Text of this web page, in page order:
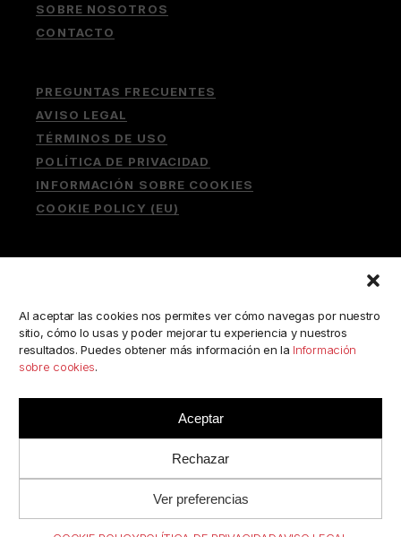
Al aceptar las cookies nos permites ver cómo navegas por nuestro
sitio, cómo lo usas y poder mejorar tu experiencia y nuestros
resultados. Puedes obtener más información en la Información
sobre cookies.
Aceptar
Rechazar
Ver preferencias
SOBRE NOSOTROS
CONTACTO
PREGUNTAS FRECUENTES
AVISO LEGAL
TÉRMINOS DE USO
POLÍTICA DE PRIVACIDAD
INFORMACIÓN SOBRE COOKIES
COOKIE POLICY (EU)
Buscar:
//CAMERABOOKSHOP
DERECHOS RESERVADOS.
.